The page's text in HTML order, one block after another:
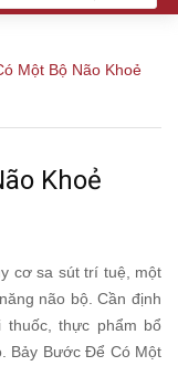
Một Bộ Não Khoẻ
Khoẻ
cơ sa sút trí tuệ, một
não bộ. Cần định
thực phẩm bổ
Bảy Bước Để Có Một